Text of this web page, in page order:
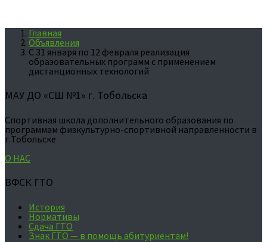
Главная
Объявления
С 31 января по 12 февраля реализация
образовательных программ с применением
дистанционных технологий
МАУ ДО «СШ №1» г. Тобольска
Спортивная школа дополнительного образования по
программам физкультурно-спортивной направленности в
г.Тобольске
О НАС
ВФСК ГТО
История
Нормативы
Сдача ГТО
Знак ГТО — в помощь абитуриентам!